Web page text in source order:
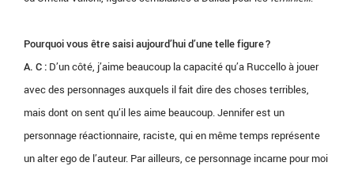
Pourquoi vous être saisi aujourd’hui d’une telle figure ?
A. C : D’un côté, j’aime beaucoup la capacité qu’a Ruccello à jouer
avec des personnages auxquels il fait dire des choses terribles,
mais dont on sent qu’il les aime beaucoup. Jennifer est un
personnage réactionnaire, raciste, qui en même temps représente
un alter ego de l’auteur. Par ailleurs, ce personnage incarne pour moi